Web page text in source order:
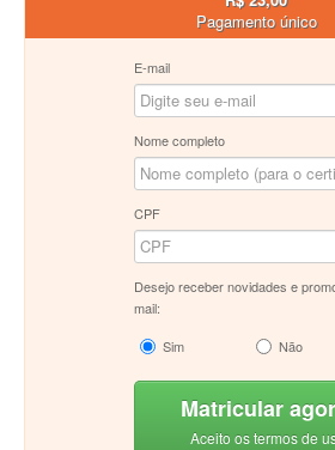
Pagamento único
E-mail
Nome completo
CPF
Desejo receber novidades e
mail:
Sim
Não
Matricular
Aceito os termos de